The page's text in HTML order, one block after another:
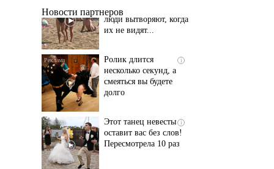
Новости партнеров
i
Ролик длится
несколько секунд, а
долго
Этот танец невесты
оставит вас без слов!
Ржу не переставая, это